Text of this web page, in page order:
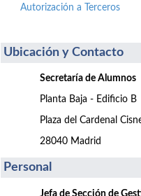
Autorización a Terceros
Ubicación y Contacto
Secretaría de Alumnos
Planta Baja - Edificio B
Plaza del Cardenal
28040 Madrid
Personal
Jefa de Sección de